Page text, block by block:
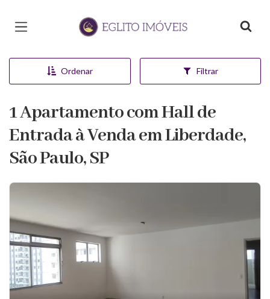
Página inicial
Ordenar Filtrar
1 Apartamento com Hall de
Entrada à Venda em Liberdade,
São Paulo, SP